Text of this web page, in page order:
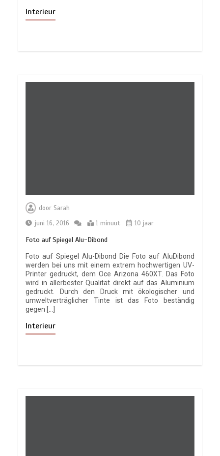
Interieur
door Sarah
juni 16, 2016
1 minuut 10 jaar
Foto auf Spiegel Alu-Dibond
Foto auf Spiegel Alu-Dibond Die Foto auf AluDibond
werden bei uns mit einem extrem hochwertigen UV-
Printer gedruckt, dem Oce Arizona 460XT. Das Foto
wird in allerbester Qualität direkt auf das Aluminium
gedruckt. Durch den Druck mit ökologischer und
umweltverträglicher Tinte ist das Foto beständig
gegen […]
Interieur